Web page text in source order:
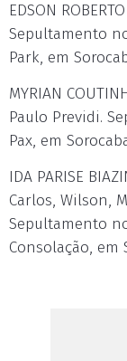
EDSON
Sepultamento
Park, em
MYRIAN
Paulo Previdi.
Pax, em
IDA PARISE
Carlos, Wilson,
Sepultamento
Consolação, em